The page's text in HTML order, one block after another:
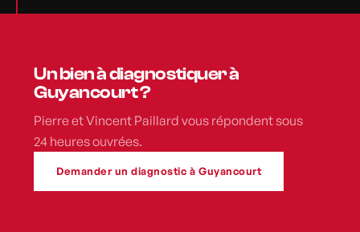
Un bien à diagnostiquer à
Guyancourt ?
Pierre et Vincent Paillard vous répondent sous
24 heures ouvrées.
Demander un diagnostic à Guyancourt